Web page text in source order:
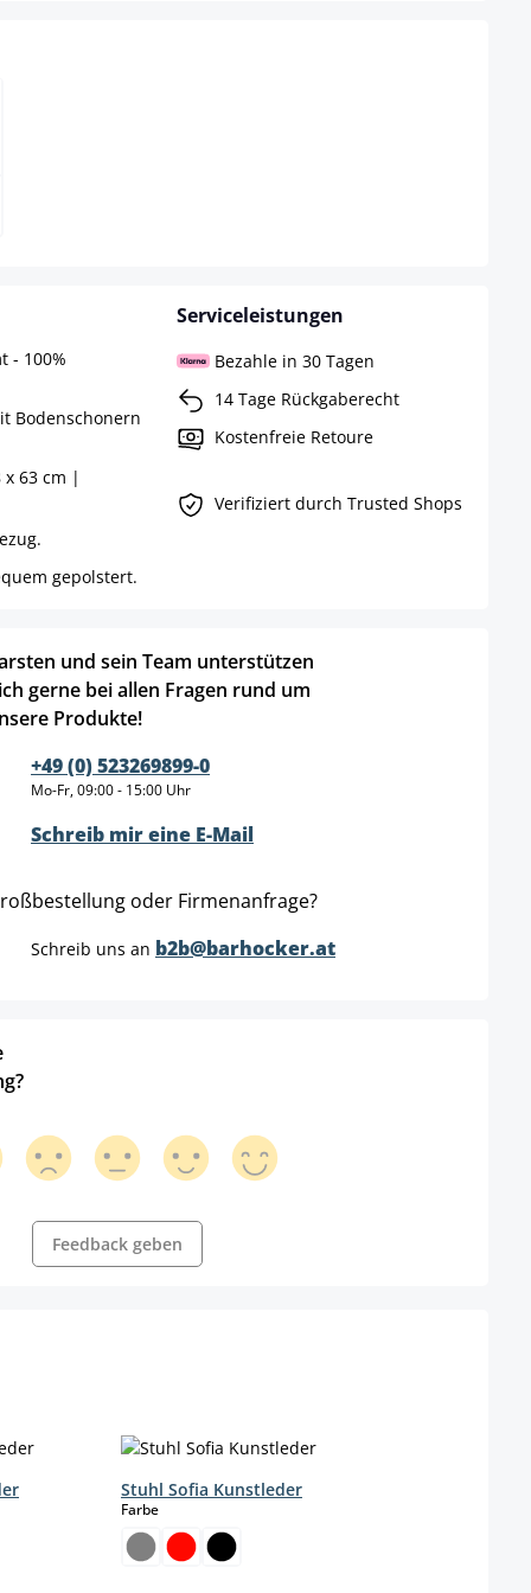
- 100%
Bodenschonern
x 63 cm |
gepolstert.
Serviceleistungen
Bezahle in 30 Tagen
14 Tage Rückgaberecht
Kostenfreie Retoure
Verifiziert durch Trusted Shops
und sein Team unterstützen
gerne bei allen Fragen rund um
Produkte!
+49 (0) 523269899-0
Mo-Fr, 09:00 - 15:00 Uhr
Schreib mir eine E-Mail
oder Firmenanfrage?
Schreib uns an b2b@barhocker.at
Feedback geben
Stuhl Sofia Kunstleder
Farbeauswählen